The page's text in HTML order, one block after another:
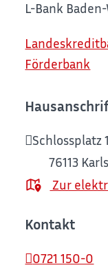
L-Bank
Förderbank
Schlossplatz
76113
Zur
Kontakt
0721 150-0